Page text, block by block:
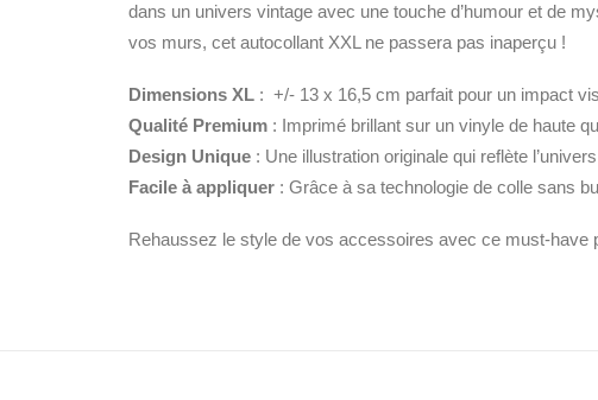
dans un univers vintage avec une touche d’humour et de
vos murs, cet autocollant XXL ne passera pas inaperçu !
Dimensions XL : +/- 13 x 16,5 cm parfait pour un impact
Qualité Premium : Imprimé brillant sur un vinyle de haute
Design Unique : Une illustration originale qui reflète
Facile à appliquer : Grâce à sa technologie de colle sans
Rehaussez le style de vos accessoires avec ce must-have